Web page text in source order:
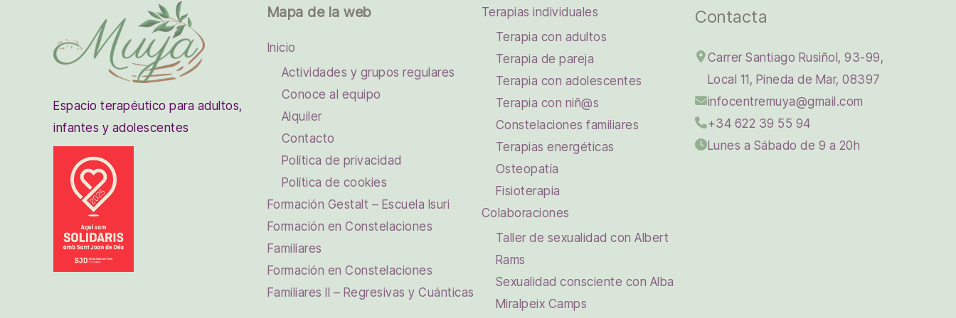
Espacio terapéutico para adultos,
infantes y adolescentes
Mapa de la web
Inicio
Actividades y grupos regulares
Conoce al equipo
Alquiler
Contacto
Política de privacidad
Política de cookies
Formación Gestalt – Escuela Isuri
Formación en Constelaciones
Familiares
Formación en Constelaciones
Familiares II – Regresivas y Cuánticas
Terapias individuales
Terapia con adultos
Terapia de pareja
Terapia con adolescentes
Terapia con niñ@s
Constelaciones familiares
Terapias energéticas
Osteopatía
Fisioterapia
Colaboraciones
Taller de sexualidad con Albert
Rams
Sexualidad consciente con Alba
Miralpeix Camps
Contacta
Carrer Santiago Rusiñol, 93-99,
Local 11, Pineda de Mar, 08397
infocentremuya@gmail.com
+34 622 39 55 94
Lunes a Sábado de 9 a 20h